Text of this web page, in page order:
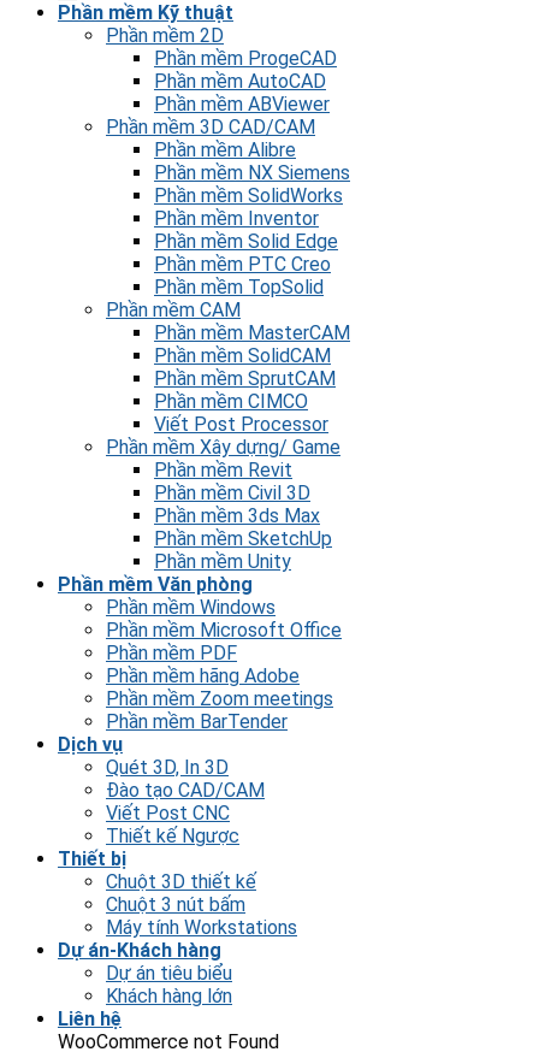
Phần mềm Kỹ thuật
Phần mềm 2D
Phần mềm ProgeCAD
Phần mềm AutoCAD
Phần mềm ABViewer
Phần mềm 3D CAD/CAM
Phần mềm Alibre
Phần mềm NX Siemens
Phần mềm SolidWorks
Phần mềm Inventor
Phần mềm Solid Edge
Phần mềm PTC Creo
Phần mềm TopSolid
Phần mềm CAM
Phần mềm MasterCAM
Phần mềm SolidCAM
Phần mềm SprutCAM
Phần mềm CIMCO
Viết Post Processor
Phần mềm Xây dựng/ Game
Phần mềm Revit
Phần mềm Civil 3D
Phần mềm 3ds Max
Phần mềm SketchUp
Phần mềm Unity
Phần mềm Văn phòng
Phần mềm Windows
Phần mềm Microsoft Office
Phần mềm PDF
Phần mềm hãng Adobe
Phần mềm Zoom meetings
Phần mềm BarTender
Dịch vụ
Quét 3D, In 3D
Đào tạo CAD/CAM
Viết Post CNC
Thiết kế Ngược
Thiết bị
Chuột 3D thiết kế
Chuột 3 nút bấm
Máy tính Workstations
Dự án-Khách hàng
Dự án tiêu biểu
Khách hàng lớn
Liên hệ
WooCommerce not Found